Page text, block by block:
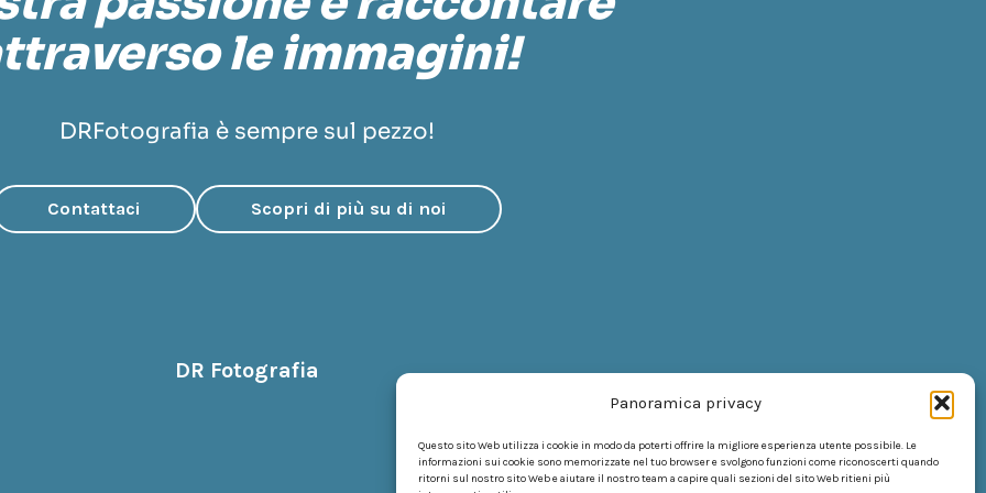
Panoramica privacy
Questo sito Web utilizza i cookie in modo da poterti offrire la migliore esperienza utente possibile. Le
informazioni sui cookie sono memorizzate nel tuo browser e svolgono funzioni come riconoscerti quando
ritorni sul nostro sito Web e aiutare il nostro team a capire quali sezioni del sito Web ritieni più
le immagini!
DRFotografia è sempre sul pezzo!
Contattaci Scopri di più su di noi
DR Fotografia